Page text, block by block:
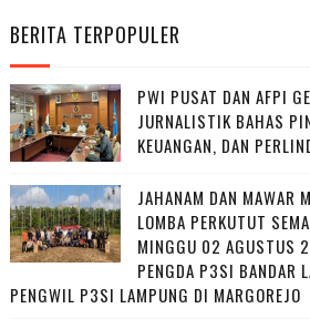
BERITA TERPOPULER
PWI PUSAT DAN AFPI
JURNALISTIK BAHAS
KEUANGAN, DAN
JAHANAM DAN MAWAR
LOMBA PERKUTUT
MINGGU 02 AGUSTUS
PENGDA P3SI BANDAR
PENGWIL P3SI LAMPUNG DI MARGOREJO